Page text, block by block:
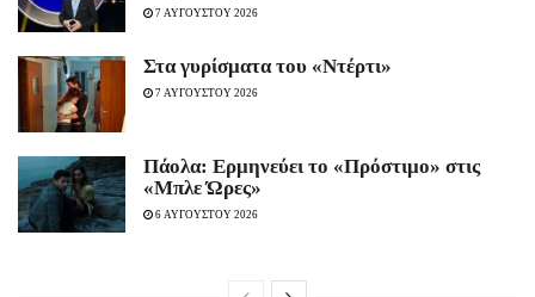
7 ΑΥΓΟΥΣΤΟΥ 2026
Στα γυρίσματα του «Ντέρτι»
7 ΑΥΓΟΥΣΤΟΥ 2026
Πάολα: Ερμηνεύει το «Πρόστιμο» στις
«Μπλε Ώρες»
6 ΑΥΓΟΥΣΤΟΥ 2026